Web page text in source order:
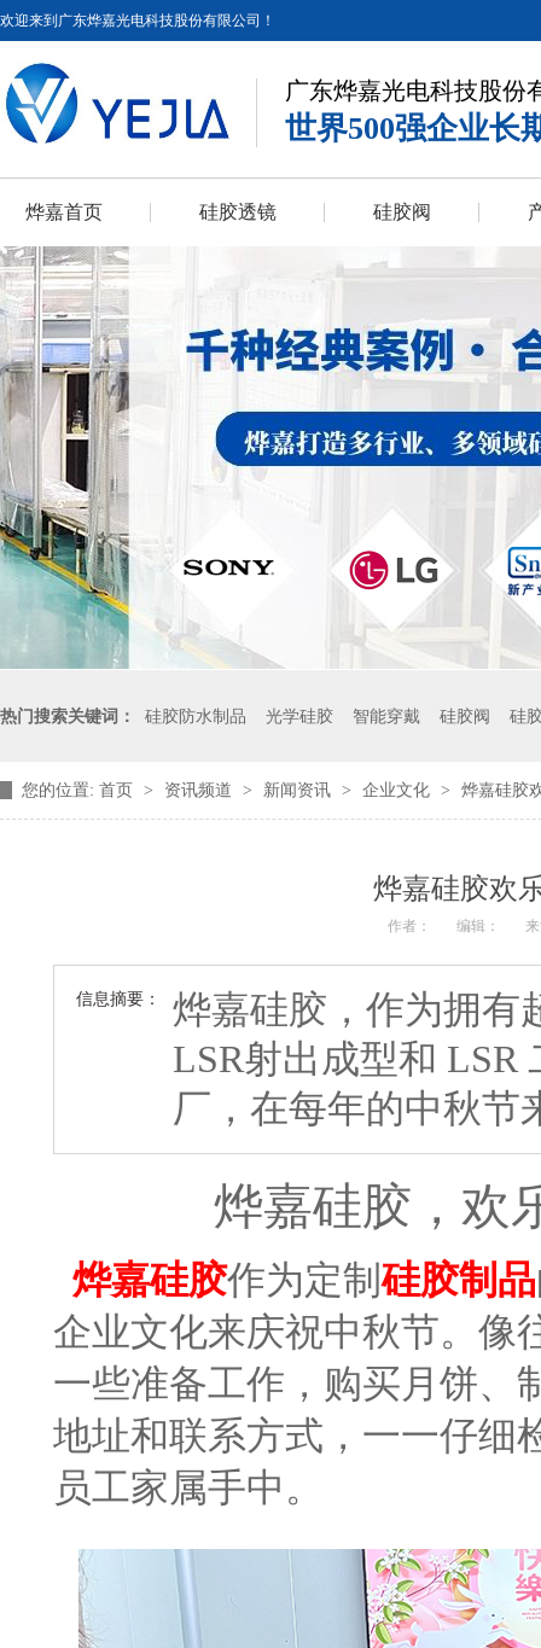
欢迎来到广东烨嘉光电科技股份有限公司！
广东烨嘉光电科技股份
世界500强企业长
烨嘉首页 硅胶透镜 硅胶阀
热门搜索关键词： 硅胶防水制品 光学硅胶 智能穿戴 硅胶阀 硅
您的位置: 首页 > 资讯频道 > 新闻资讯 > 企业文化 > 烨嘉硅胶
烨嘉硅胶欢
作者： 编辑：
信息摘要：
烨嘉硅胶，作为拥有
LSR射出成型和 LSR
厂，在每年的中秋
烨嘉硅胶，欢
烨嘉硅胶作为定制硅胶制品
企业文化来庆祝中秋节。像
一些准备工作，购买月饼、
地址和联系方式，一一仔细
员工家属手中。